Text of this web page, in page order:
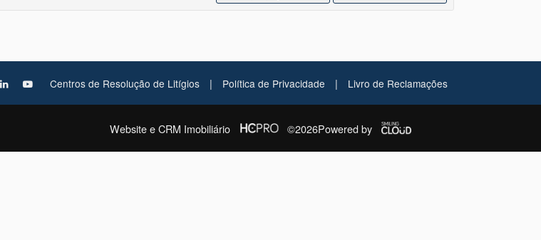
Centros de Resolução de Litígios | Política de Privacidade | Livro de Reclamações
Website e CRM Imobiliário ©2026Powered by